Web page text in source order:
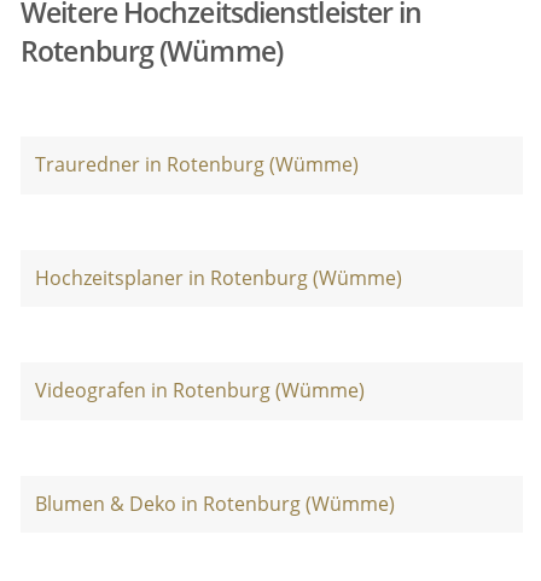
Weitere Hochzeitsdienstleister in
Rotenburg (Wümme)
Trauredner in Rotenburg (Wümme)
Hochzeitsplaner in Rotenburg (Wümme)
Videografen in Rotenburg (Wümme)
Blumen & Deko in Rotenburg (Wümme)